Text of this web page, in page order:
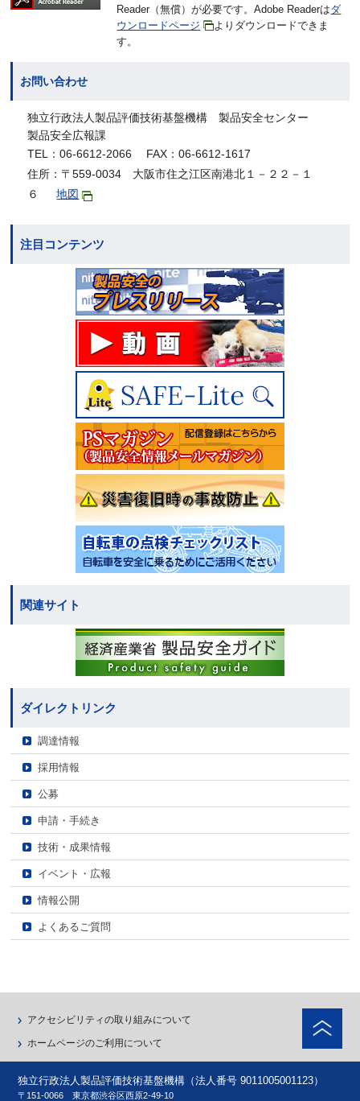
Reader（無償）が必要です。Adobe Readerはダ
ウンロードページ
よりダウンロードできま
す。
お問い合わせ
独立行政法人製品評価技術基盤機構 製品安全センター
製品安全広報課
TEL：06-6612-2066 FAX：06-6612-1617
住所：〒559-0034 大阪市住之江区南港北１－２２－１
６
地図
注目コンテンツ
関連サイト
ダイレクトリンク
調達情報
採用情報
公募
申請・手続き
技術・成果情報
イベント・広報
情報公開
よくあるご質問
アクセシビリティの取り組みについて
ホームページのご利用について
独立行政法人製品評価技術基盤機構（法人番号 9011005001123）
〒151-0066 東京都渋谷区西原2-49-10